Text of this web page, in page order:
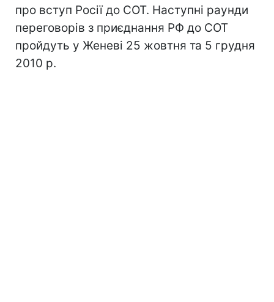
про вступ Росії до СОТ. Наступні раунди
переговорів з приєднання РФ до СОТ
пройдуть у Женеві 25 жовтня та 5 грудня
2010 р.